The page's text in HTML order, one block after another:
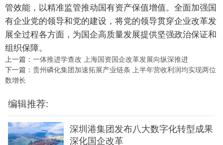
管效能，以精准监管推动国有资产保值增值。全面加强国
有企业党的领导和党的建设，将党的领导贯穿企业改革发
展全过程各方面，为国企高质量发展提供坚强政治保证和
组织保障。
上一篇： 一体推进学查改 上海国资国企改革发展向纵深推进
下一篇： 贵州磷化集团加速拓展产业链条 上半年营收利润均实现两位
数增长
编辑推荐:
深圳港集团发布八大数字化转型成果
深化国企改革